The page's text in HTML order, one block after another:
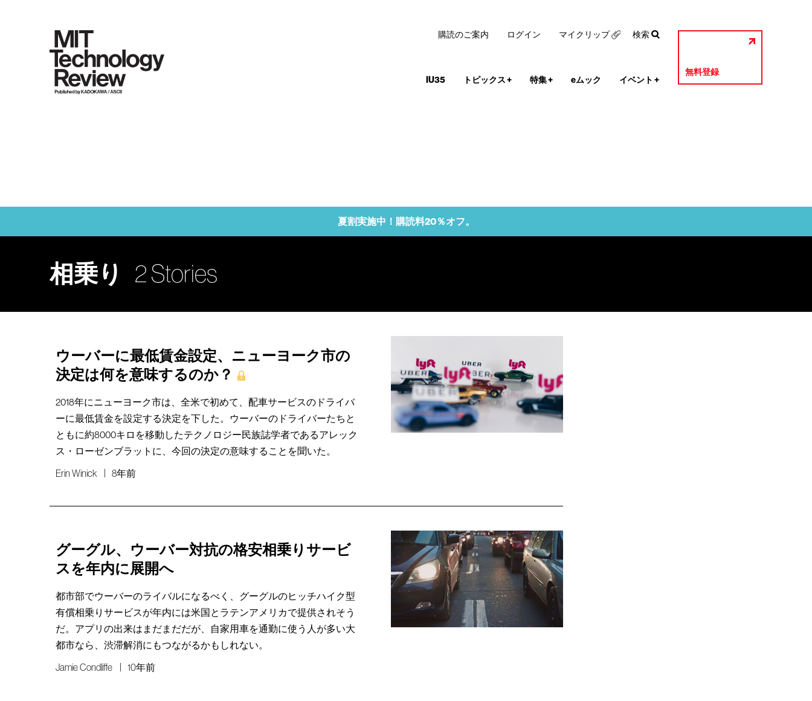
IU35 トピックス+ 特集+ eムック イベント +
無料登録
購読のご案内 ログイン マイクリップ 検索
夏割実施中！購読料20％オフ。
相乗り 2 Stories
ウーバーに最低賃金設定、ニューヨーク市の
決定は何を意味するのか？
2018年にニューヨーク市は、全米で初めて、配車サービスのドライバ
ーに最低賃金を設定する決定を下した。ウーバーのドライバーたちと
ともに約8000キロを移動したテクノロジー民族誌学者であるアレック
ス・ローゼンブラットに、今回の決定の意味することを聞いた。
Erin Winick 8年前
グーグル、ウーバー対抗の格安相乗りサービ
スを年内に展開へ
都市部でウーバーのライバルになるべく、グーグルのヒッチハイク型
有償相乗りサービスが年内には米国とラテンアメリカで提供されそう
だ。アプリの出来はまだまだだが、自家用車を通勤に使う人が多い大
都市なら、渋滞解消にもつながるかもしれない。
Jamie Condliffe 10年前